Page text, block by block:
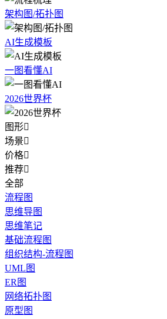
架构图/拓扑图
AI生成模板
一图看懂AI
2026世界杯
图形
场景
价格
推荐
全部
流程图
思维导图
思维笔记
基础流程图
组织结构-流程图
UML图
ER图
网络拓扑图
原型图